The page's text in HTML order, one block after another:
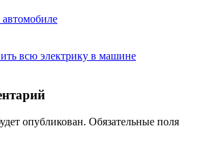
всю электрику в машине
опубликован. Обязательные поля